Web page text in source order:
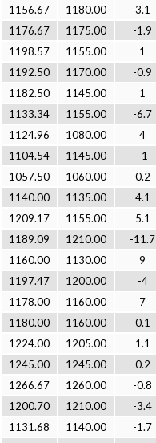
1156.67 1180.00 3.1
1176.67 1175.00 -1.9
1198.57 1155.00 1
1192.50 1170.00 -0.9
1182.50 1145.00 1
1133.34 1155.00 -6.7
1124.96 1080.00 4
1104.54 1145.00 -1
1057.50 1060.00 0.2
1140.00 1135.00 4.1
1209.17 1155.00 5.1
1189.09 1210.00 -11.7
1160.00 1130.00 9
1197.47 1200.00 -4
1178.00 1160.00 7
1180.00 1160.00 0.1
1224.00 1205.00 1.1
1245.00 1245.00 0.2
1266.67 1260.00 -0.8
1200.70 1210.00 -3.4
1131.68 1140.00 -1.7